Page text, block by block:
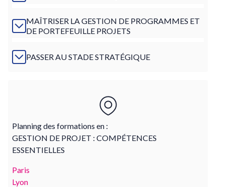
MAÎTRISER LA GESTION DE PROGRAMMES ET
DE PORTEFEUILLE PROJETS
PASSER AU STADE STRATÉGIQUE
Planning des formations en :
GESTION DE PROJET : COMPÉTENCES
ESSENTIELLES
Paris
Lyon